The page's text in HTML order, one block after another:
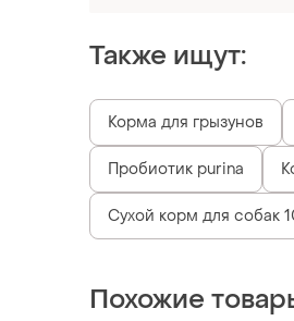
Также ищут:
Корма для грызунов
Пробиотик purina
Сухой корм для собак
Похожие